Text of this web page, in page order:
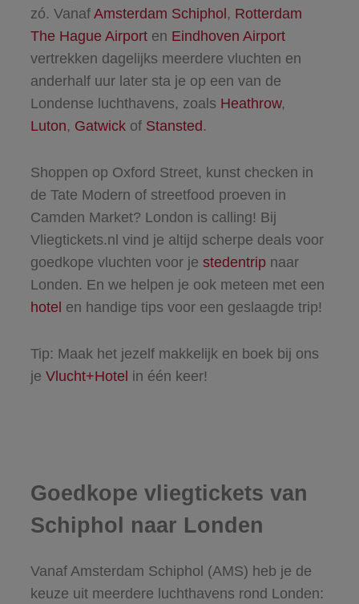
zó. Vanaf Amsterdam Schiphol, Rotterdam
The Hague Airporten Eindhoven Airport
vertrekken dagelijks meerdere vluchten en
anderhalf uur later sta je op een van de
Londense luchthavens, zoals Heathrow,
Luton, Gatwickof Stansted.
Shoppen op Oxford Street, kunst checken in
de Tate Modern of streetfood proeven in
Camden Market? London is calling! Bij
Vliegtickets.nl vind je altijd scherpe deals voor
goedkope vluchten voor je stedentripnaar
Londen. En we helpen je ook meteen met een
hotel en handige tips voor een geslaagde trip!
Tip: Maak het jezelf makkelijk en boek bij ons
je Vlucht+Hotel in één keer!
Goedkope vliegtickets van
Schiphol naar Londen
Vanaf Amsterdam Schiphol (AMS) heb je de
keuze uit meerdere luchthavens rond Londen: